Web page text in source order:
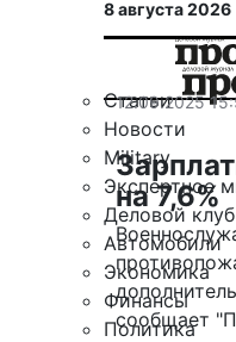
8 августа 2026
Статьи
Новости
Military
Экспертное
Деловой клуб
Автомобили
Экономика
Финансы
Политика
12.09.2025
на 7,6%
сообщает